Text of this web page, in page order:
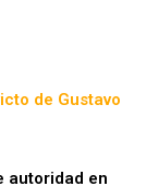
de Gustavo
autoridad en